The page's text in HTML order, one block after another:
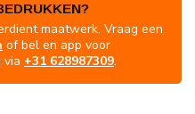
maatwerk. Vraag een
of bel en app voor
via +31 628987309.